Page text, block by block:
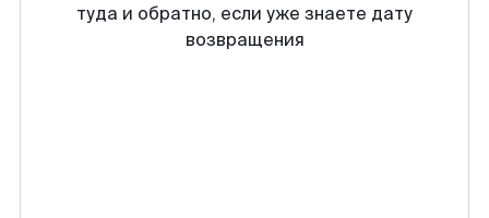
туда и обратно, если уже знаете дату
возвращения